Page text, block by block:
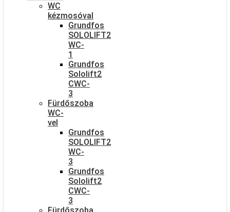
WC
kézmosóval
Grundfos
SOLOLIFT2
WC-
1
Grundfos
Sololift2
CWC-
3
Fürdőszoba
WC-
vel
Grundfos
SOLOLIFT2
WC-
3
Grundfos
Sololift2
CWC-
3